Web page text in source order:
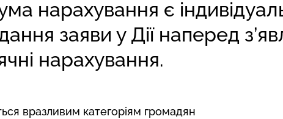
нарахування є
заяви у Дії наперед
нарахування.
вразливим категоріям громадян